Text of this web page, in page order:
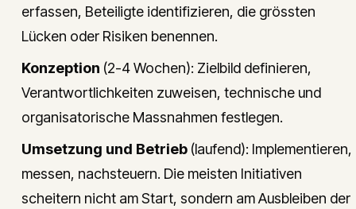
erfassen, Beteiligte identifizieren, die grössten
Lücken oder Risiken benennen.
Konzeption (2-4 Wochen): Zielbild definieren,
Verantwortlichkeiten zuweisen, technische und
organisatorische Massnahmen festlegen.
Umsetzung und Betrieb (laufend): Implementieren,
messen, nachsteuern. Die meisten Initiativen
scheitern nicht am Start, sondern am Ausbleiben der